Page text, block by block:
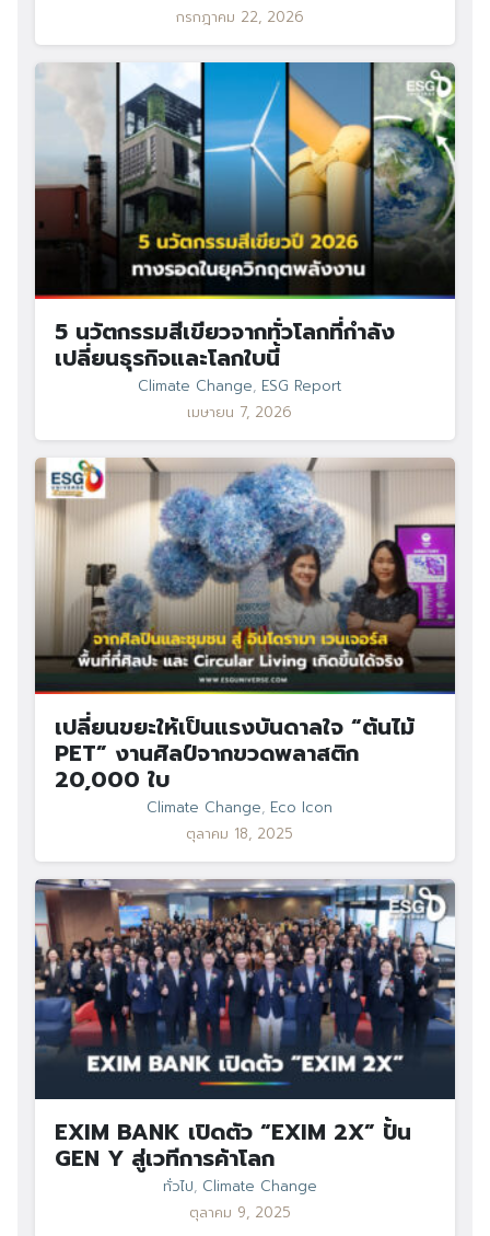
กรกฎาคม 22, 2026
5 นวัตกรรมสีเขียวจากทั่วโลกที่กำลัง
เปลี่ยนธุรกิจและโลกใบนี้
Climate Change, ESG Report
เมษายน 7, 2026
เปลี่ยนขยะให้เป็นแรงบันดาลใจ “ต้นไม้
PET” งานศิลป์จากขวดพลาสติก
20,000 ใบ
Climate Change, Eco Icon
ตุลาคม 18, 2025
EXIM BANK เปิดตัว “EXIM 2X” ปั้น
GEN Y สู่เวทีการค้าโลก
ทั่วไป, Climate Change
ตุลาคม 9, 2025